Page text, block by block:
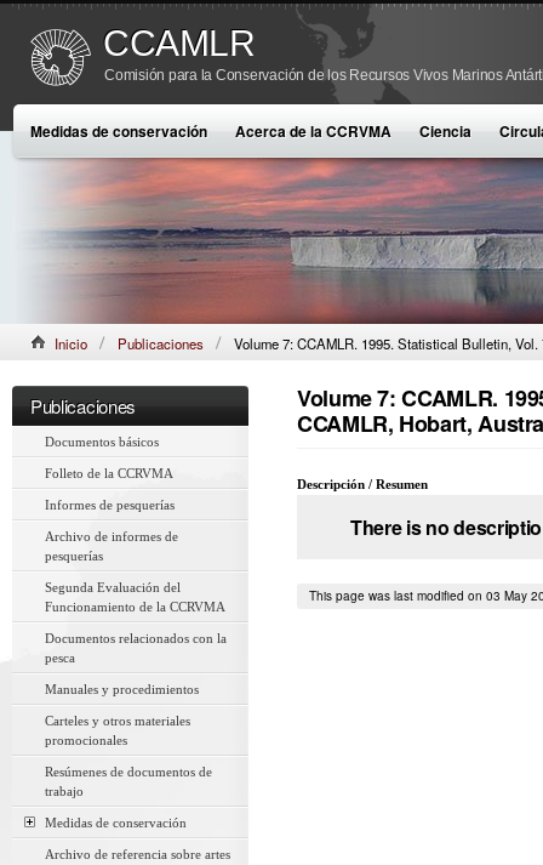
CCAMLR
Comisión para la Conservación de los Recursos Vivos Marinos
Medidas de conservación Acerca de la CCRVMA Ciencia
Inicio Publicaciones Volume 7: CCAMLR. 1995. Statistical Bulletin,
Publicaciones
Documentos básicos
Folleto de la CCRVMA
Informes de pesquerías
Archivo de informes de
pesquerías
Segunda Evaluación del
Funcionamiento de la CCRVMA
Documentos relacionados con la
pesca
Manuales y procedimientos
Carteles y otros materiales
promocionales
Resúmenes de documentos de
trabajo
Medidas de conservación
Archivo de referencia sobre artes
Volume 7: CCAMLR.
CCAMLR, Hobart,
Descripción / Resumen
There is no
This page was last modified on 03 May